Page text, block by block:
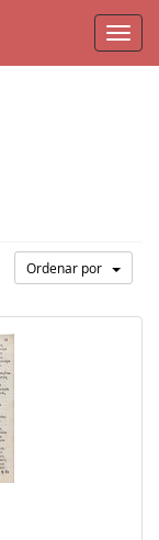
Ordenar por